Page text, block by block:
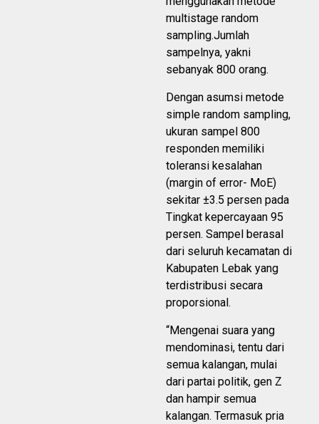
multistage random
sampling.Jumlah
sampelnya, yakni
sebanyak 800 orang.
Dengan asumsi metode
simple random sampling,
ukuran sampel 800
responden memiliki
toleransi kesalahan
(margin of error- MoE)
sekitar ±3.5 persen pada
Tingkat kepercayaan 95
persen. Sampel berasal
dari seluruh kecamatan di
Kabupaten Lebak yang
terdistribusi secara
proporsional.
“Mengenai suara yang
mendominasi, tentu dari
semua kalangan, mulai
dari partai politik, gen Z
dan hampir semua
kalangan. Termasuk pria